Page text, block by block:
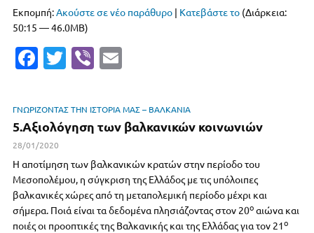
Εκπομπή:Ακούστε σε νέο παράθυρο | Κατεβάστε το (Διάρκεια:
50:15 — 46.0MB)
Fa
e
b
o
o
k
T
it
te
Vi
er ai
l
ΓΝΩΡΙΖΟΝΤΑΣ ΤΗΝ ΙΣΤΟΡΙΑ ΜΑΣ – ΒΑΛΚΑΝΙΑ
5.Αξιολόγηση των βαλκανικών κοινωνιών
28/01/2020
Η αποτίμηση των βαλκανικών κρατών στην περίοδο του
Μεσοπολέμου, η σύγκριση της Ελλάδος με τις υπόλοιπες
βαλκανικές χώρες από τη μεταπολεμική περίοδο μέχρι και
σήμερα. Ποιά είναι τα δεδομένα πλησιάζοντας στον 20οαιώνα και
ποιές οι προοπτικές της Βαλκανικής και της Ελλάδας για τον 21ο